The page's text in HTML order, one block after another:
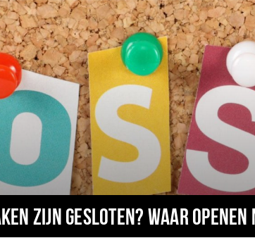
zijn gesloten? Waar openen